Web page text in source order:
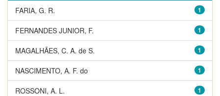
1
FARIA, G. R.
1
FERNANDES JUNIOR, F.
1
MAGALHÃES, C. A. de S.
1
NASCIMENTO, A. F. do
1
ROSSONI, A. L.